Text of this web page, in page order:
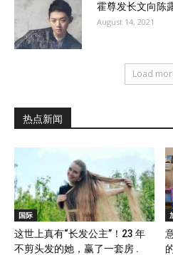
霍尊发长文向陈
August 14, 2021
Load
热点新闻
国际
这世上真有“长发公主”！23 年
不剪头发的她，赢了一套房 .